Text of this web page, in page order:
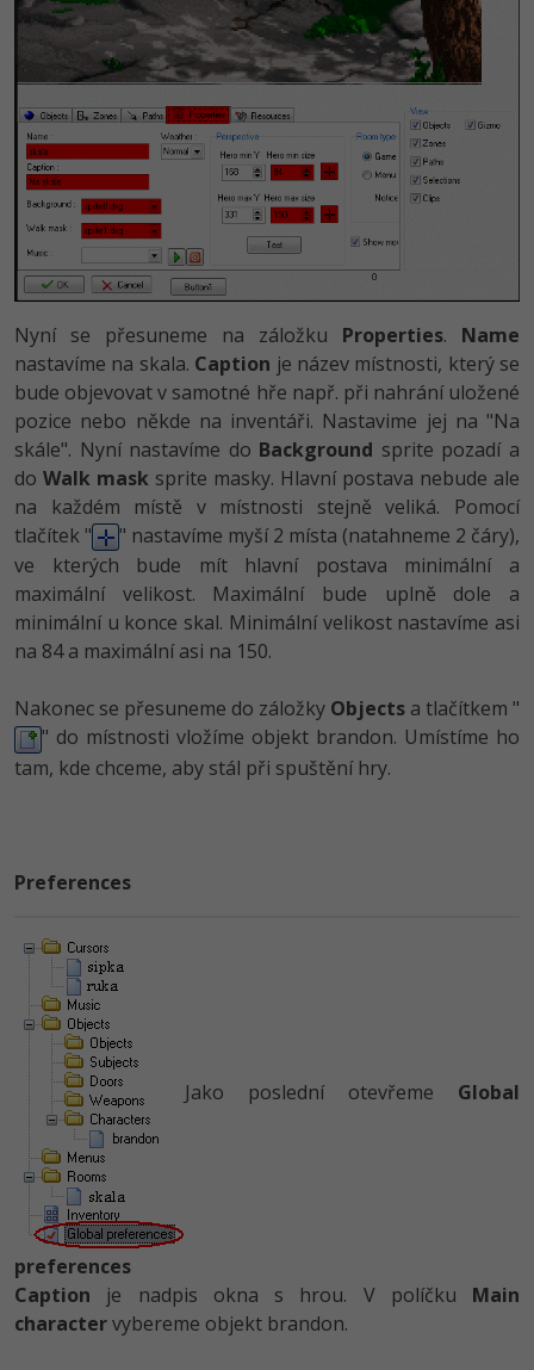
Nyní se přesuneme na záložku Properties. Name
nastavíme na skala. Caption je název místnosti, který se
bude objevovat v samotné hře např. při nahrání uložené
pozice nebo někde na inventáři. Nastavime jej na "Na
skále". Nyní nastavíme do Background sprite pozadí a
do Walk mask sprite masky. Hlavní postava nebude ale
na každém místě v místnosti stejně veliká. Pomocí
tlačítek "
" nastavíme myší 2 místa (natahneme 2 čáry),
ve kterých bude mít hlavní postava minimální a
maximální velikost. Maximální bude uplně dole a
minimální u konce skal. Minimální velikost nastavíme asi
na 84 a maximální asi na 150.
Nakonec se přesuneme do záložky Objects a tlačítkem "
" do místnosti vložíme objekt brandon. Umístíme ho
tam, kde chceme, aby stál při spuštění hry.
Preferences
Jako poslední otevřeme Global
preferences
Caption je nadpis okna s hrou. V políčku Main
charactervybereme objekt brandon.